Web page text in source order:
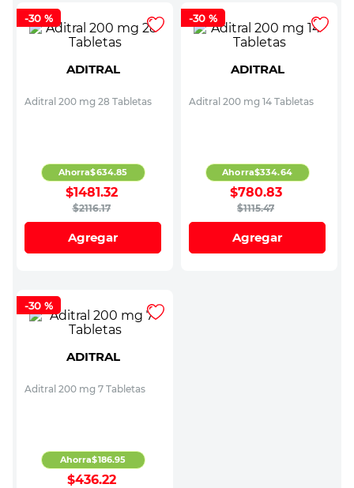
-30 %
ADITRAL
Aditral 200 mg 28 Tabletas
$2116.17
$1481.32
Ahorra$634.85
Agregar
-30 %
ADITRAL
Aditral 200 mg 14 Tabletas
$1115.47
$780.83
Ahorra$334.64
Agregar
-30 %
ADITRAL
Aditral 200 mg 7 Tabletas
$436.22
Ahorra$186.95